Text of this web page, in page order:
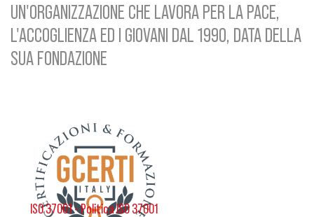
UN'ORGANIZZAZIONE CHE LAVORA PER LA PACE,
L'ACCOGLIENZA ED I GIOVANI DAL 1990, DATA DELLA
SUA FONDAZIONE
ISO 37001 - Politica ISO 37001